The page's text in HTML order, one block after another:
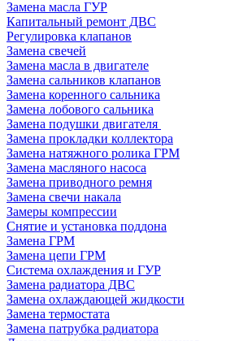
Замена масла ГУР
Капитальный ремонт ДВС
Регулировка клапанов
Замена свечей
Замена масла в двигателе
Замена сальников клапанов
Замена коренного сальника
Замена лобового сальника
Замена подушки двигателя
Замена прокладки коллектора
Замена натяжного ролика ГРМ
Замена масляного насоса
Замена приводного ремня
Замена свечи накала
Замеры компрессии
Снятие и установка поддона
Замена ГРМ
Замена цепи ГРМ
Система охлаждения и ГУР
Замена радиатора ДВС
Замена охлаждающей жидкости
Замена термостата
Замена патрубка радиатора